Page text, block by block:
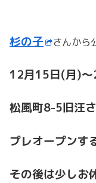
杉の子 さんから
12月15日(月)
松風町8-5旧汪
プレオープンす
その後は少しお